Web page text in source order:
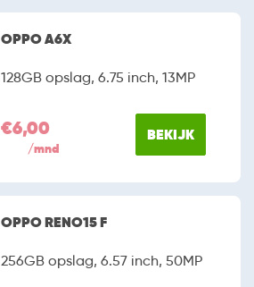
OPPO A6X
128GB opslag, 6.75 inch, 13MP
€6,00
/mnd
BEKIJK
OPPO RENO15 F
256GB opslag, 6.57 inch, 50MP